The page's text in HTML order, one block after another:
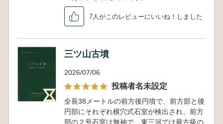
7人がこのレビューにいいね！しました
三ツ山古墳
2026/07/06
投稿者名未設定
全長38メートルの前方後円墳で、前方部と後
円部にそれぞれ横穴式石室が検出され、前方
部の２号石室は無袖で、東三河では最古級の